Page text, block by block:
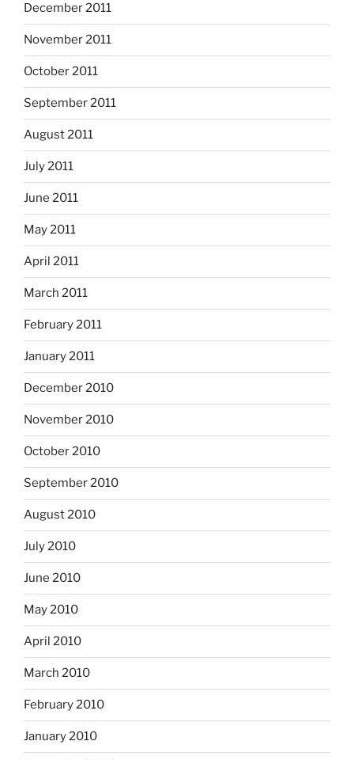
December 2011
November 2011
October 2011
September 2011
August 2011
July 2011
June 2011
May 2011
April 2011
March 2011
February 2011
January 2011
December 2010
November 2010
October 2010
September 2010
August 2010
July 2010
June 2010
May 2010
April 2010
March 2010
February 2010
January 2010